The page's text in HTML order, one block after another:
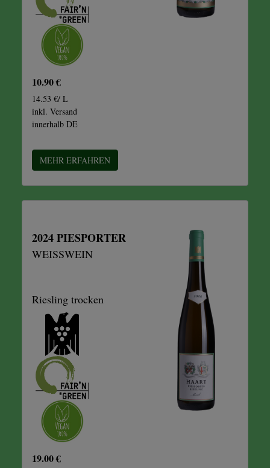
10.90 €
14.53 €/ L
inkl. Versand
innerhalb DE
MEHR ERFAHREN
2024 PIESPORTER
WEISSWEIN
Riesling trocken
19.00 €